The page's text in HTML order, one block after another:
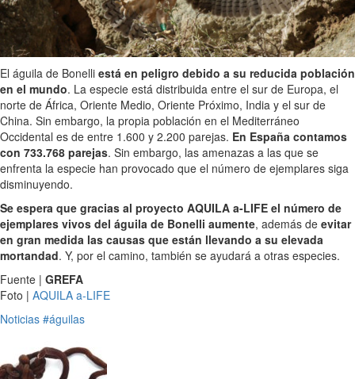
El águila de Bonelli está en peligro debido a su reducida población
en el mundo. La especie está distribuida entre el sur de Europa, el
norte de África, Oriente Medio, Oriente Próximo, India y el sur de
China. Sin embargo, la propia población en el Mediterráneo
Occidental es de entre 1.600 y 2.200 parejas. En España contamos
con 733.768 parejas. Sin embargo, las amenazas a las que se
enfrenta la especie han provocado que el número de ejemplares siga
disminuyendo.
Se espera que gracias al proyecto AQUILA a-LIFE el número de
ejemplares vivos del águila de Bonelli aumente, además de evitar
en gran medida las causas que están llevando a su elevada
mortandad. Y, por el camino, también se ayudará a otras especies.
Fuente | GREFA
Foto | AQUILA a-LIFE
Noticias #águilas